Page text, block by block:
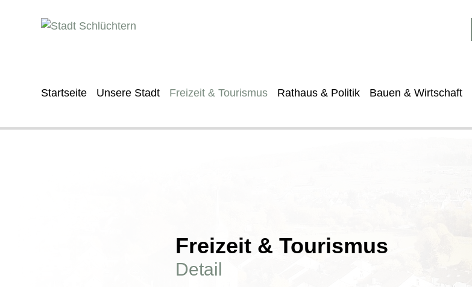
Startseite Unsere Stadt Freizeit & Tourismus Rathaus & Politik Bauen & Wirtschaft
Freizeit & Tourismus
Detail